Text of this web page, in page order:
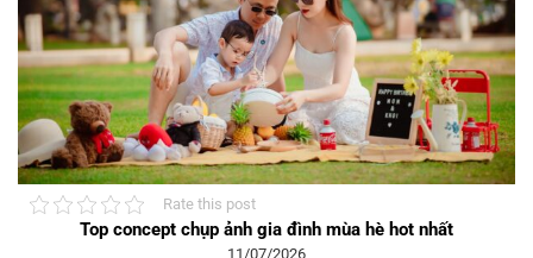
Rate this post
Top concept chụp ảnh gia đình mùa hè hot nhất
11/07/2026